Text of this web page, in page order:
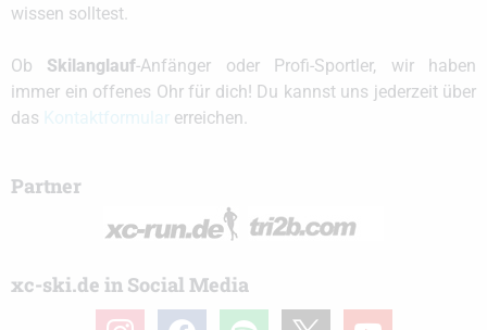
wissen solltest.
Ob Skilanglauf-Anfänger oder Profi-Sportler, wir haben
immer ein offenes Ohr für dich! Du kannst uns jederzeit über
das
erreichen.
Partner
xc-ski.de in Social Media
instagramfacebook spotify youtube